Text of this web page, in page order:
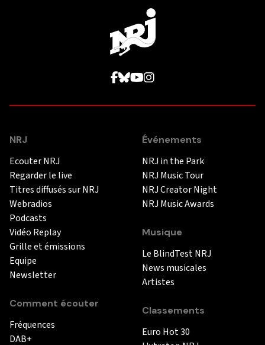
NRJ
Ecouter NRJ
Regarder le live
Titres diffusés sur NRJ
Webradios
Podcasts
Vidéo Replay
Grille et émissions
Equipe
Newsletter
Comment écouter
Fréquences
DAB+
Événements
NRJ in the Park
NRJ Music Tour
NRJ Creator Night
NRJ Music Awards
Musique
Le BlindTest NRJ
News musicales
Artistes
Classements
Euro Hot 30